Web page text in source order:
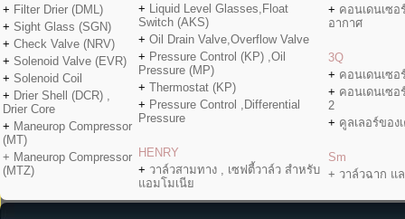
+ Filter Drier (DML)
+ Sight Glass (SGN)
+ Check Valve (NRV)
+ Solenoid Valve (EVR)
+ Solenoid Coil
+ Drier Shell (DCR) ,
Drier Core
+ Maneurop Compressor
(MT)
+ Maneurop Compressor
(MTZ)
+ Liquid Level Glasses,Float
Switch (AKS)
+ Oil Drain Valve,Overflow Valve
+ Pressure Control (KP) ,Oil
Pressure (MP)
+ Thermostat (KP)
+ Pressure Control ,Differential
Pressure
HENRY
+ วาล์วสามทาง , เซฟตี้วาล์ว สำหรับ
แอมโมเนีย
+ คอนเดนเซ
อากาศ
3Q
+ คอนเดนเซ
+ คอนเดนเซ
2
+ คูลเลอร์ของ
Sm
+ วาล์วฉาก แ